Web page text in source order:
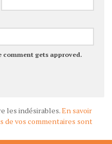
comment gets approved.
les indésirables.En savoir
de vos commentaires sont